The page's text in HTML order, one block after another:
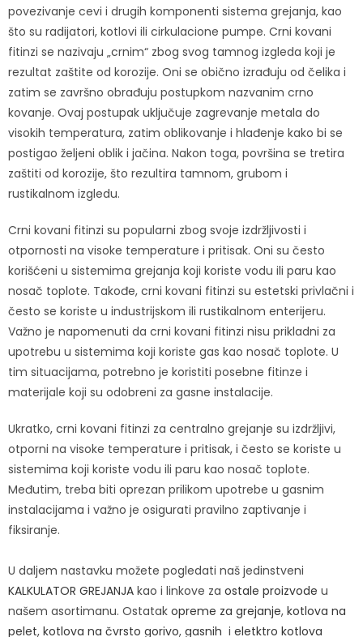
povezivanje cevi i drugih komponenti sistema grejanja, kao
što su radijatori, kotlovi ili cirkulacione pumpe. Crni kovani
fitinzi se nazivaju „crnim“ zbog svog tamnog izgleda koji je
rezultat zaštite od korozije. Oni se obično izrađuju od čelika i
zatim se završno obrađuju postupkom nazvanim crno
kovanje. Ovaj postupak uključuje zagrevanje metala do
visokih temperatura, zatim oblikovanje i hlađenje kako bi se
postigao željeni oblik i jačina. Nakon toga, površina se tretira
zaštiti od korozije, što rezultira tamnom, grubom i
rustikalnom izgledu.
Crni kovani fitinzi su popularni zbog svoje izdržljivosti i
otpornosti na visoke temperature i pritisak. Oni su često
korišćeni u sistemima grejanja koji koriste vodu ili paru kao
nosač toplote. Takođe, crni kovani fitinzi su estetski privlačni i
često se koriste u industrijskom ili rustikalnom enterijeru.
Važno je napomenuti da crni kovani fitinzi nisu prikladni za
upotrebu u sistemima koji koriste gas kao nosač toplote. U
tim situacijama, potrebno je koristiti posebne fitinze i
materijale koji su odobreni za gasne instalacije.
Ukratko, crni kovani fitinzi za centralno grejanje su izdržljivi,
otporni na visoke temperature i pritisak, i često se koriste u
sistemima koji koriste vodu ili paru kao nosač toplote.
Međutim, treba biti oprezan prilikom upotrebe u gasnim
instalacijama i važno je osigurati pravilno zaptivanje i
fiksiranje.
U daljem nastavku možete pogledati naš jedinstveni
KALKULATOR GREJANJA kao i linkove za ostale proizvode u
našem asortimanu. Ostatak opreme za grejanje, kotlova na
pelet, kotlova na čvrsto gorivo, gasnih i eletktro kotlova